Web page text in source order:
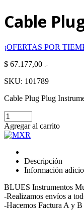
Cable
¡OFERTAS POR
$ 67.177,00 .-
SKU: 101789
Cable Plug Plug
Cable
Plug
Plug
3mts
Mxr
Dcix10
Agregar al carrito
Descripción
Información
BLUES Instrumentos
-Realizamos envíos a
-Hacemos Factura A y B